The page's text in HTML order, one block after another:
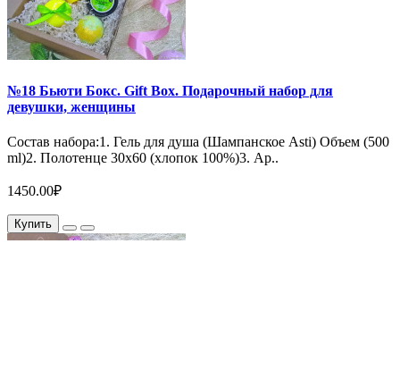
№18 Бьюти Бокс. Gift Box. Подарочный набор для
девушки, женщины
Состав набора:1. Гель для душа (Шампанское Asti) Объем (500
ml)2. Полотенце 30х60 (хлопок 100%)3. Ар..
1450.00₽
Купить